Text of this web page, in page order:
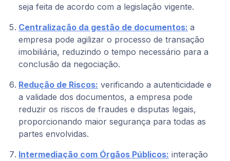
seja feita de acordo com a legislação vigente.
Centralização da gestão de documentos: a
empresa pode agilizar o processo de transação
imobiliária, reduzindo o tempo necessário para a
conclusão da negociação.
Redução de Riscos: verificando a autenticidade e
a validade dos documentos, a empresa pode
reduzir os riscos de fraudes e disputas legais,
proporcionando maior segurança para todas as
partes envolvidas.
Intermediação com Órgãos Públicos: interação